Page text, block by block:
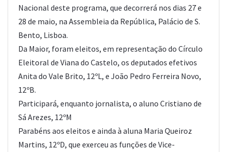
Nacional deste programa, que decorrerá nos dias 27 e
28 de maio, na Assembleia da República, Palácio de S.
Bento, Lisboa.
Da Maior, foram eleitos, em representação do Círculo
Eleitoral de Viana do Castelo, os deputados efetivos
Anita do Vale Brito, 12ºL, e João Pedro Ferreira Novo,
12ºB.
Participará, enquanto jornalista, o aluno Cristiano de
Sá Arezes, 12ºM
Parabéns aos eleitos e ainda à aluna Maria Queiroz
Martins, 12ºD, que exerceu as funções de Vice-